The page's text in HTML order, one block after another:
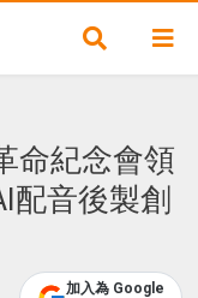
命紀念會領
配音後製創
加入為 Google